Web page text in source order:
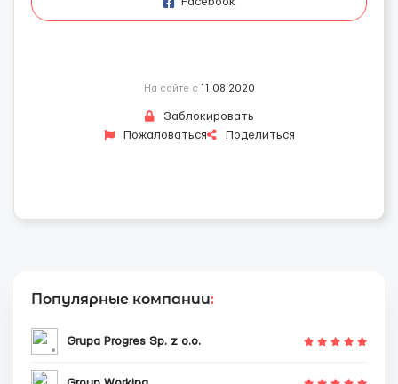
На сайте с 11.08.2020
Заблокировать
Пожаловаться
Поделиться
Популярные компании:
Grupa Progres Sp. z o.o.